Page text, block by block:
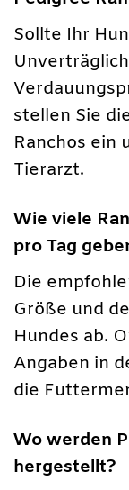
Sollte Ihr
stellen Sie
Ranchos ein
Tierarzt.
Wie viele
pro Tag
Die
Größe und
Hundes ab.
Angaben in
die
Wo werden
hergestellt?